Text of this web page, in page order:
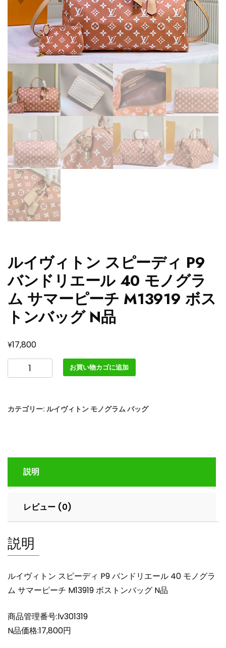
ルイヴィトン スピーディ P9
バンドリエール 40 モノグラ
ム サマーピーチ M13919 ボス
トンバッグ N品
¥17,800
イ
ト
ー
ィ
ン
リ
エ
ル
40
ノ
グ
お買い物カゴに追加
カテゴリー: ルイヴィトン モノグラム バッグ
説明
レビュー (0)
説明
ルイヴィトン スピーディ P9 バンドリエール 40 モノグラ
ム サマーピーチ M13919 ボストンバッグ N品
商品管理番号:lv301319
N品価格:17,800円